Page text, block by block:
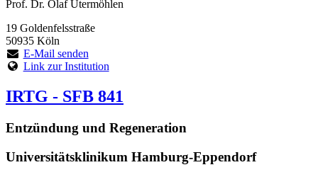
Prof. Dr. Olaf Utermöhlen
19 Goldenfelsstraße
50935 Köln
E-Mail senden
Link zur Institution
IRTG - SFB 841
Entzündung und Regeneration
Universitätsklinikum Hamburg-Eppendorf